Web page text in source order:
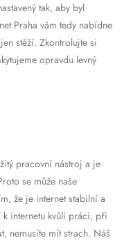
tak, aby byl
Praha vám tedy nabídne
stěží. Zkontrolujte si
opravdu levný
pracovní nástroj a je
se může naše
že je internet stabilní a
internetu kvůli práci, při
nemusíte mít strach. Náš